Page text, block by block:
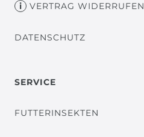
VERTRAG WIDERRUFEN
DATENSCHUTZ
SERVICE
FUTTERINSEKTEN